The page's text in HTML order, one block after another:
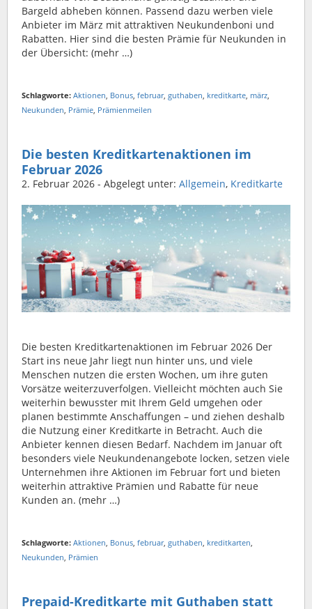
Bargeld abheben können. Passend dazu werben viele
Anbieter im März mit attraktiven Neukundenboni und
Rabatten. Hier sind die besten Prämie für Neukunden in
der Übersicht: (mehr …)
Schlagworte: Aktionen Bonus februar, guthaben kreditkarte märz
Neukunden Prämie Prämienmeilen
Die besten Kreditkartenaktionen im
Februar 2026
2. Februar 2026 - Abgelegt unter: Allgemein, Kreditkarte
Die besten Kreditkartenaktionen im Februar 2026 Der
Start ins neue Jahr liegt nun hinter uns, und viele
Menschen nutzen die ersten Wochen, um ihre guten
Vorsätze weiterzuverfolgen. Vielleicht möchten auch Sie
weiterhin bewusster mit Ihrem Geld umgehen oder
planen bestimmte Anschaffungen – und ziehen deshalb
die Nutzung einer Kreditkarte in Betracht. Auch die
Anbieter kennen diesen Bedarf. Nachdem im Januar oft
besonders viele Neukundenangebote locken, setzen viele
Unternehmen ihre Aktionen im Februar fort und bieten
weiterhin attraktive Prämien und Rabatte für neue
Kunden an. (mehr …)
Schlagworte: Aktionen, Bonus, februar, guthaben, kreditkarten,
Neukunden, Prämien
Prepaid-Kreditkarte mit Guthaben statt